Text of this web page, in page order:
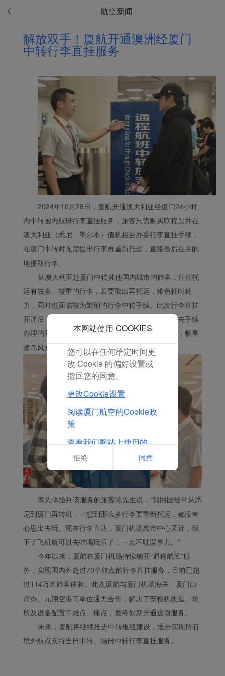
航空新闻
解放双手！厦航开通澳洲经厦门
中转行李直挂服务
2024年10月28日，厦航开通澳大利亚经厦门24小时
内中转国内航班行李直挂服务，旅客只需购买联程票并在
澳大利亚（悉尼、墨尔本）值机柜台办妥行李直挂手续，
在厦门中转时无需提出行李再重新托运，直接最后在目的
地提取行李。
从澳大利亚赴厦门中转其他国内城市的旅客，往往托
运有较多、较重的行李，若要取出再托运，难免耗时耗
力，同时也面临较为繁琐的行李中转手续。此次行李直挂
开通后，旅客在中转时无需将托运的行李提出，免去手续
办理的同时，还可以解放双手，在等待中转的间歇，畅享
鹭岛风光。
率先体验到该服务的旅客陈先生说：“我回国经常从悉
尼到厦门再转机，一想到那么多行李要重新托运，都没有
心思出去玩。现在行李直达，厦门机场离市中心又近，我
下了飞机就可以去吃喝玩乐了，一点不耽误事儿。”
今年以来，厦航在厦门机场持续铺开“通程航班”服
务，实现国内外超过70个航点的行李直挂服务，目前已超
过114万名旅客体验。此次厦航与厦门机场海关、厦门口
岸办、元翔空港等单位通力合作，解决了安检机改造、场
所及设备配置等难点、痛点，最终如期开通这项服务。
未来，厦航将继续推进中转枢纽建设，逐步实现所有
境外航点支持当日中转、隔日中转行李直挂服务。
本网站使用 COOKIES
Xiamenair.com使用功能
型和分析型Cookie 来确
保我们的网站正常运行，
并为您提供最佳的用户体
验。 使用本网站，功能型
和分析型Cookie将被安装
在您的浏览器中。
在您的同意下，我们还将
使用营销Cookie (i) 分析
我们的营销绩效 (ii) 个性
化我们广告中的优惠信
息。 通过放置这些
Cookie，厦门航空和第三
为以使我们的内容和广告
与您的兴趣更加契合。
点击“接受”即表示您同意
放置所有的营销Cookie。
点击“拒绝”，我们将不会
您可以在任何给定时间更
改 Cookie 的偏好设置或
撤回您的同意。
更改Cookie设置
阅读厦门航空的Cookie政
策
查看我们网站上使用的
Cookie的完整列表
拒绝 同意